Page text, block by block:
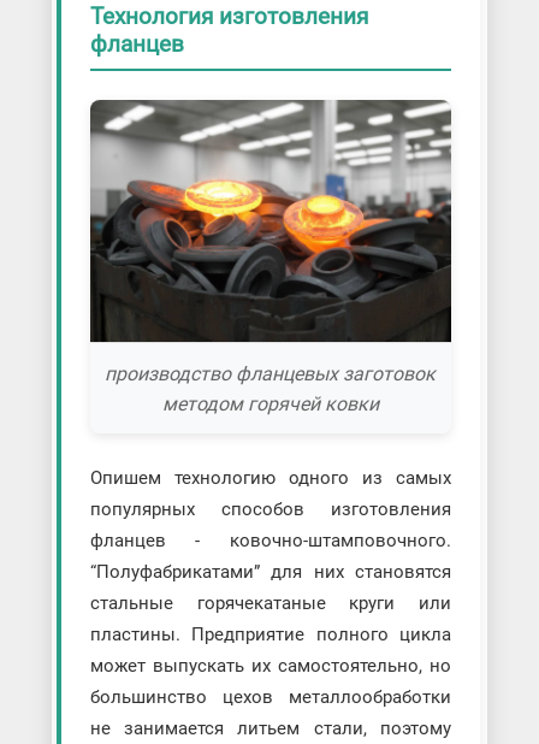
Технология изготовления
фланцев
производство фланцевых заготовок
методом горячей ковки
Опишем технологию одного из самых
популярных способов изготовления
фланцев - ковочно-штамповочного.
“Полуфабрикатами” для них становятся
стальные горячекатаные круги или
пластины. Предприятие полного цикла
может выпускать их самостоятельно, но
большинство цехов металлообработки
не занимается литьем стали, поэтому